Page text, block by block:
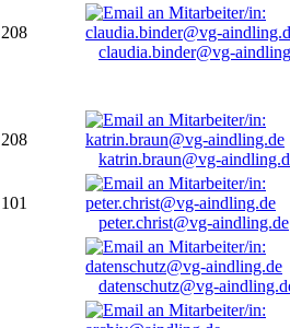
208
claudia.binder@vg-
208
katrin.braun@vg-
101
peter.christ@vg-aindling.de
datenschutz@vg-